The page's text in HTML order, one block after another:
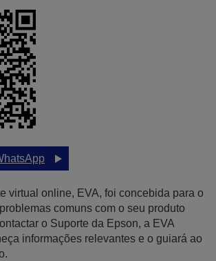
virtual online, EVA, foi concebida para o
comuns com o seu produto
o Suporte da Epson, a EVA
informações relevantes e o guiará ao